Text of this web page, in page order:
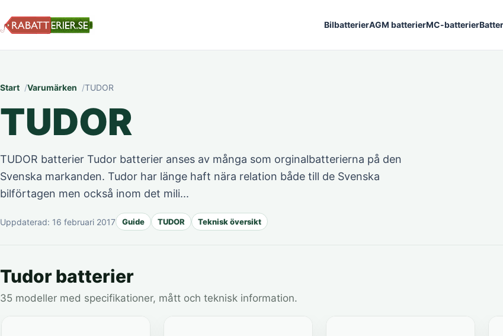
BilbatterierAGM batterierMC-batterier
Start Varumärken TUDOR
TUDOR
TUDOR batterier Tudor batterier anses av många som orginalbatterierna på den
Svenska markanden. Tudor har länge haft nära relation både till de Svenska
bilförtagen men också inom det mili...
Uppdaterad: 16 februari 2017 Guide TUDOR Teknisk översikt
Tudor batterier
35 modeller med specifikationer, mått och teknisk information.